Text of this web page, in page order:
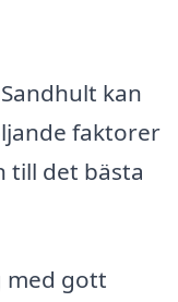
kan
faktorer
till det bästa
med gott